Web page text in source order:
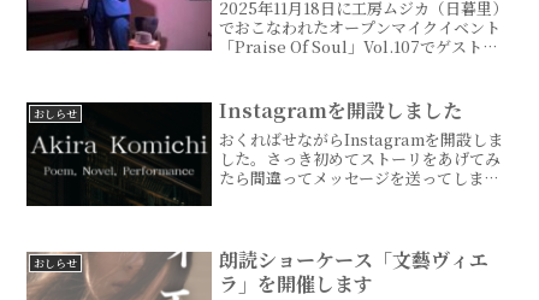
2025年11月18日に工房ムジカ（日暮里）
でおこなわれたオープンマイクイベント
「Praise Of Soul」Vol.107でゲストラ
影：ShaLon前回・前々回...
おしらせ Instagramを開設しました
おくればせながらInstagramを開設しま
した。さっき初めてストーリをあげてみ
たら間違ってメッセージを送ってしまい
リーでは出演等の告...
おしらせ
朗読ショーケース「文藝ヴィエ
ラ」を開催します